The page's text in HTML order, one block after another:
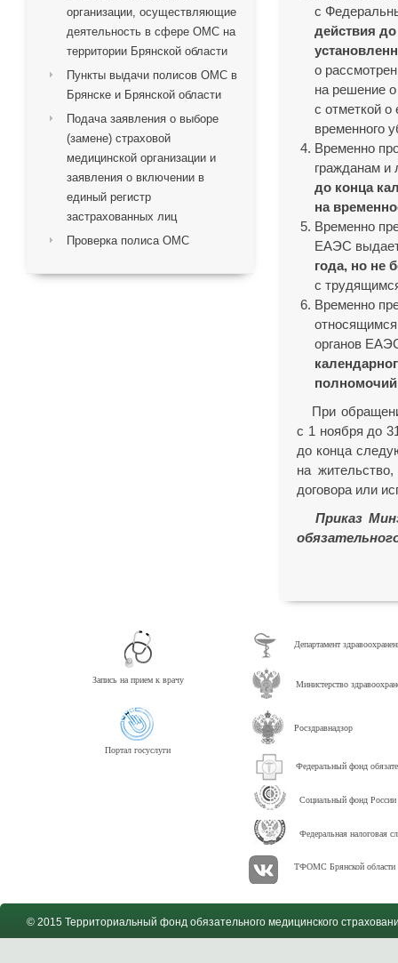
организации, осуществляющие
деятельность в сфере ОМС на
территории Брянской области
Пункты выдачи полисов ОМС в
Брянске и Брянской области
Подача заявления о выборе
(замене) страховой
медицинской организации и
заявления о включении в
единый регистр
застрахованных лиц
Проверка полиса ОМС
с
действия
о
на решение
с отметкой о
временного
Временно
гражданам и
до конца
на
Временно
ЕАЭС
года, но не
с
Временно
относящимся
органов
При
с 1 ноября до
до конца
на
договора или
Приказ
Запись на прием к врачу
Портал госуслуги
Департамент
Министерство
Росздравнадзор
Федеральный фонд
Социальный фонд России
Федеральная налоговая
ТФОМС Брянской области
© 2015 Территориальный фонд обязательного медицинского